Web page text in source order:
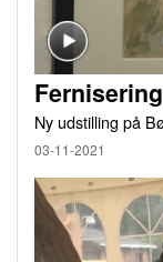
Ny udstilling på
03-11-2021